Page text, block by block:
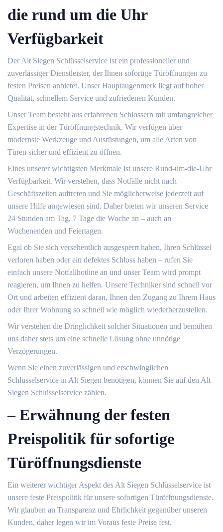
die rund um die Uhr
Verfügbarkeit
Der Alt Siegen Schlüsselservice ist ein professioneller und
zuverlässiger Dienstleister, der Ihnen sofortige Türöffnungen zu
festen Preisen anbietet.​ Unser Hauptaugenmerk liegt auf hoher
Qualität, schnellem Service und zufriedenen Kunden.​
Unser Team besteht aus erfahrenen Schlossern mit umfangreicher
Expertise in der Türöffnungstechnik. Wir verfügen über
modernste Werkzeuge und Ausrüstungen, um alle Arten von
Türen sicher und effizient zu öffnen.
Eines unserer wichtigsten Merkmale ist unsere Rund-um-die-Uhr
Verfügbarkeit.​ Wir verstehen, dass Notfälle nicht nach
Geschäftszeiten auftreten und Sie möglicherweise jederzeit auf
unsere Hilfe angewiesen sind.​ Daher bieten wir unseren Service
24 Stunden am Tag, 7 Tage die Woche an – auch an
Wochenenden und Feiertagen.​
Egal ob Sie sich versehentlich ausgesperrt haben, Ihren Schlüssel
verloren haben oder ein defektes Schloss haben – rufen Sie
einfach unsere Notfallhotline an und unser Team wird prompt
reagieren, um Ihnen zu helfen.​ Unsere Techniker sind schnell vor
Ort und arbeiten effizient daran, Ihnen den Zugang zu Ihrem Haus
oder Ihrer Wohnung so schnell wie möglich wiederherzustellen.​
Wir verstehen die Dringlichkeit solcher Situationen und bemühen
uns daher stets um eine schnelle Lösung ohne unnötige
Verzögerungen.​
Wenn Sie einen zuverlässigen und erschwinglichen
Schlüsselservice in Alt Siegen benötigen, können Sie auf den Alt
Siegen Schlüsselservice zählen.​
– Erwähnung der festen
Preispolitik für sofortige
Türöffnungsdienste
Ein weiterer wichtiger Aspekt des Alt Siegen Schlüsselservice ist
unsere feste Preispolitik für unsere sofortigen Türöffnungsdienste.​
Wir glauben an Transparenz und Ehrlichkeit gegenüber unseren
Kunden, daher legen wir im Voraus feste Preise fest.​